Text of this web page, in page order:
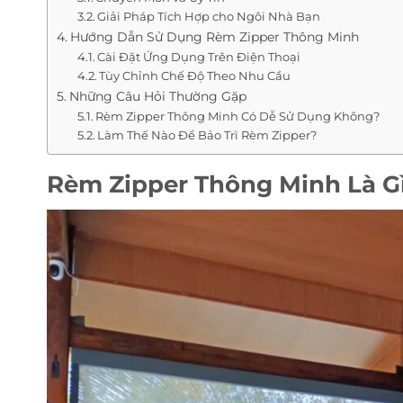
Giải Pháp Tích Hợp cho Ngôi Nhà Bạn
Hướng Dẫn Sử Dụng Rèm Zipper Thông Minh
Cài Đặt Ứng Dụng Trên Điện Thoại
Tùy Chỉnh Chế Độ Theo Nhu Cầu
Những Câu Hỏi Thường Gặp
Rèm Zipper Thông Minh Có Dễ Sử Dụng Không?
Làm Thế Nào Để Bảo Trì Rèm Zipper?
Rèm Zipper Thông Minh Là